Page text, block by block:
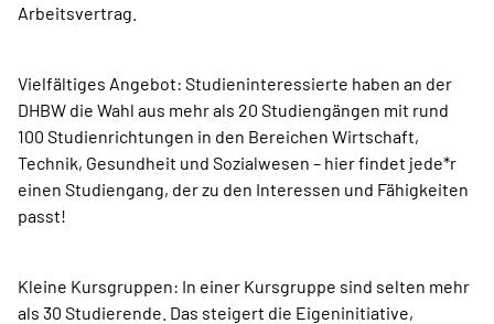
Arbeitsvertrag.
Vielfältiges Angebot: Studieninteressierte haben an der
DHBW die Wahl aus mehr als 20 Studiengängen mit rund
100 Studienrichtungen in den Bereichen Wirtschaft,
Technik, Gesundheit und Sozialwesen – hier findet jede*r
einen Studiengang, der zu den Interessen und Fähigkeiten
passt!
Kleine Kursgruppen: In einer Kursgruppe sind selten mehr
als 30 Studierende. Das steigert die Eigeninitiative,